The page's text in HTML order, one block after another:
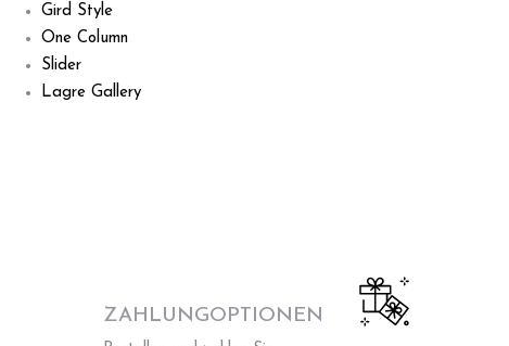
Gird Style
One Column
Slider
Lagre Gallery
ZAHLUNGOPTIONEN